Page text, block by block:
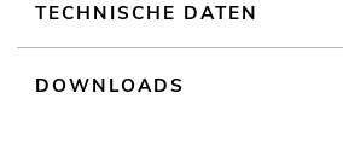
TECHNISCHE DATEN
DOWNLOADS